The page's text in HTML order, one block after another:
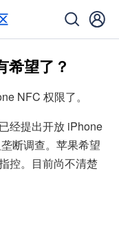
希望了？
NFC 权限了。
经提出开放 iPhone
断调查。苹果希望
控。目前尚不清楚